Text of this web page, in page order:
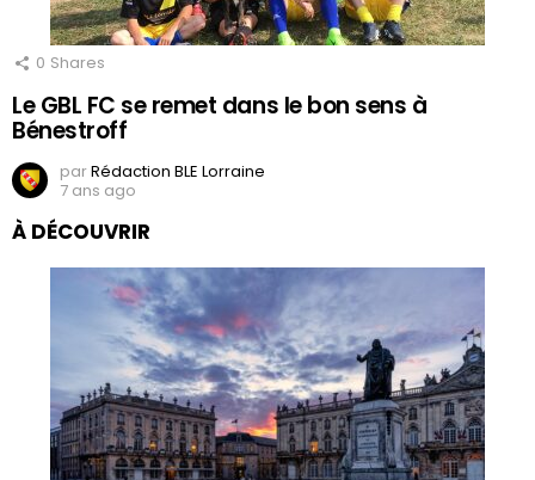
0 Shares
Le GBL FC se remet dans le bon sens à
Bénestroff
parRédaction BLE Lorraine
7 ans ago
À DÉCOUVRIR